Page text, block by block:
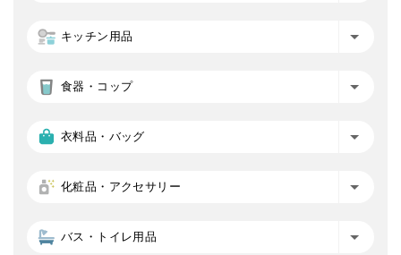
キッチン用品
食器・コップ
衣料品・バッグ
化粧品・アクセサリー
バス・トイレ用品